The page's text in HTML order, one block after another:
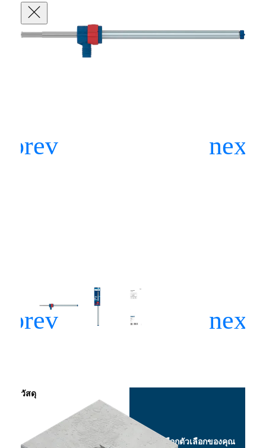
วัสดุ
เลือกตัวเลือกของคุณ